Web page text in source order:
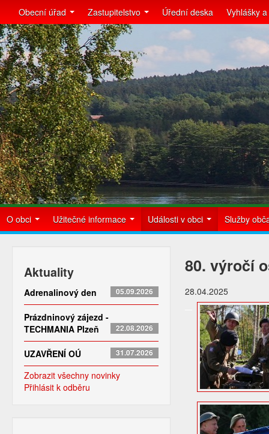
Obecní úřad Zastupitelstvo Úřední deska Vyhlášky
O obci Užitečné informace Události v obci Služby
Aktuality
Adrenalinový den 05.09.2026
Prázdninový zájezd -
TECHMANIA Plzeň
22.08.2026
UZAVŘENÍ OÚ 31.07.2026
Zobrazit všechny novinky
Přihlásit k odběru
80. výročí
28.04.2025